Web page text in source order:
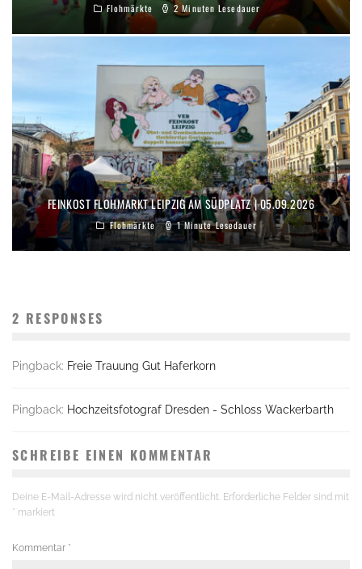
Flohmärkte 2 Minuten Lesedauer
FEINKOST FLOHMARKT LEIPZIG AM SÜDPLATZ | 05.09.2026
Flohmärkte 1 Minute Lesedauer
2 RESPONSES
Pingback: Freie Trauung Gut Haferkorn
Pingback: Hochzeitsfotograf Dresden - Schloss Wackerbarth
SCHREIBE EINEN KOMMENTAR
Deine E-Mail-Adresse wird nicht veröffentlicht. Erforderliche Felder sind mit
* markiert
Kommentar *